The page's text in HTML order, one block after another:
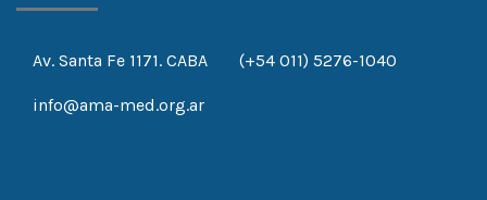
Av. Santa Fe 1171. CABA (+54 011) 5276-1040
info@ama-med.org.ar